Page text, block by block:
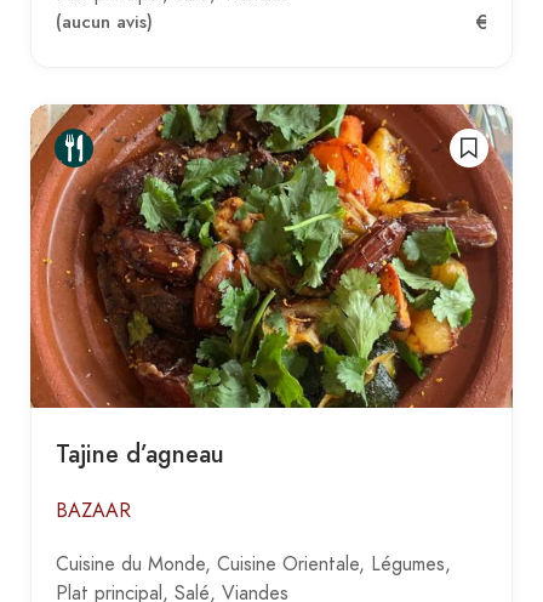
(aucun avis)
€
Tajine d’agneau
BAZAAR
Cuisine du Monde Cuisine Orientale Légumes
Plat principal Salé Viandes